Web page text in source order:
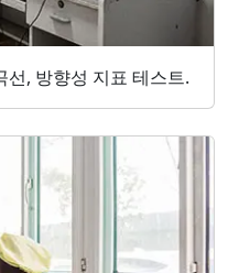
선, 방향성 지표 테스트.